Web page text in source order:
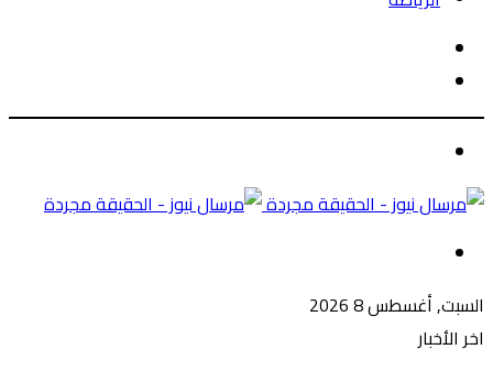
عن
السبت, أغسطس 8 2026
اخر الأخبار